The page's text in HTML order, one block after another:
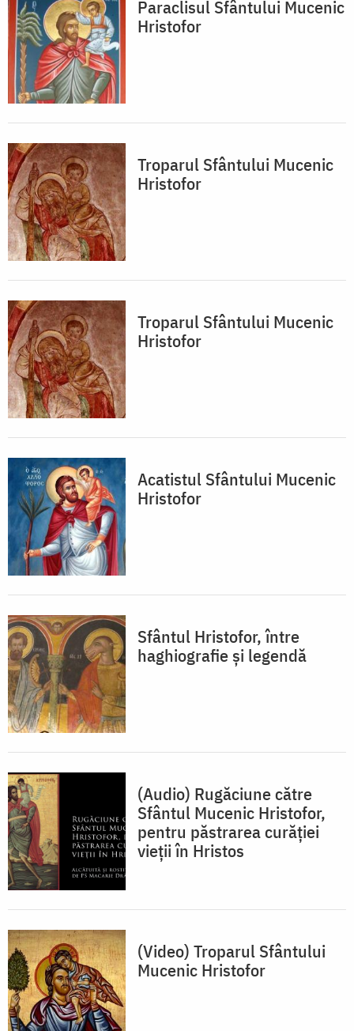
Paraclisul Sfântului Mucenic
Hristofor
Troparul Sfântului Mucenic
Hristofor
Troparul Sfântului Mucenic
Hristofor
Acatistul Sfântului Mucenic
Hristofor
Sfântul Hristofor, între
haghiografie și legendă
(Audio) Rugăciune către
Sfântul Mucenic Hristofor,
pentru păstrarea curăției
vieții în Hristos
(Video) Troparul Sfântului
Mucenic Hristofor